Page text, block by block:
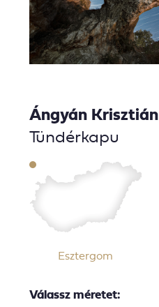
Ángyán Krisztián
Tündérkapu
Esztergom
Válassz méretet: